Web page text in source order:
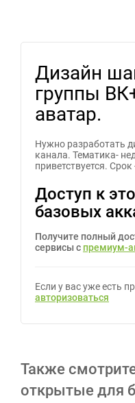
Дизайн
группы
аватар.
Нужно разработать
канала. Тематика-
приветствуется.
Доступ к
базовых
Получите полный
сервисы с премиум-
Если у вас уже есть
авторизоваться
Также
открытые для